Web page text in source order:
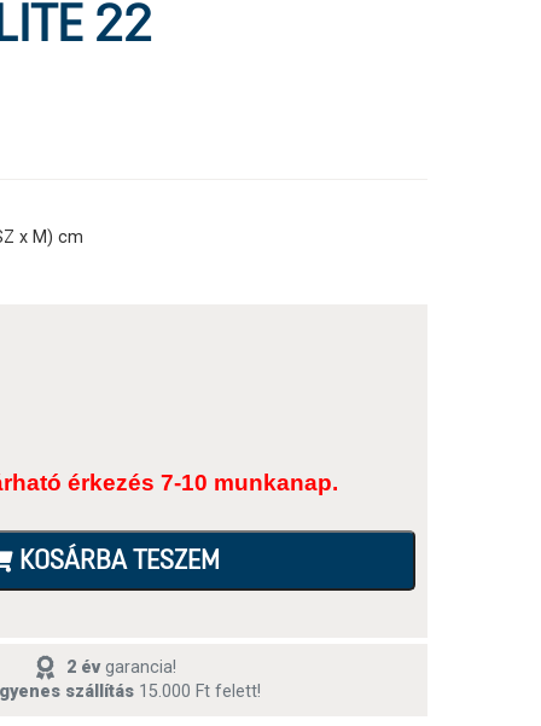
22
x M) cm
érkezés 7-10 munkanap.
KOSÁRBA TESZEM
2 évgarancia!
szállítás15.000 Ft felett!